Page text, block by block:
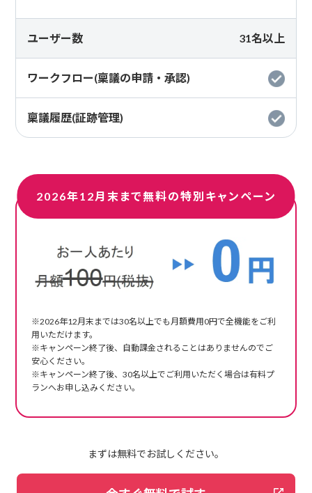
ユーザー数 31名以上
ワークフロー(稟議の申請・承認)
稟議履歴(証跡管理)
2026年12月末まで無料の特別キャンペーン
※2026年12月末までは30名以上でも月額費用0円で全機能をご利
用いただけます。
※キャンペーン終了後、自動課金されることはありませんのでご
安心ください。
※キャンペーン終了後、30名以上でご利用いただく場合は有料プ
ランへお申し込みください。
まずは無料でお試しください。